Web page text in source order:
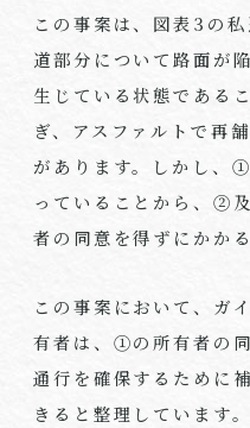
この事案は、図表3の
道部分について路面が
生じている状態である
ぎ、アスファルトで再
があります。しかし、
っていることから、②
者の同意を得ずにかか
この事案において、
有者は、①の所有者の
通行を確保するために
きると整理しています